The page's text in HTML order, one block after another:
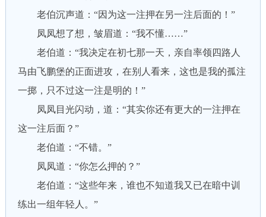
老伯沉声道：“因为这一注押在另一注后面的！”
凤凤想了想，皱眉道：“我不懂……”
老伯道：“我决定在初七那一天，亲自率领四路人
马由飞鹏堡的正面进攻，在别人看来，这也是我的孤注
一掷，只不过这一注是明的！”
凤凤目光闪动，道：“其实你还有更大的一注押在
这一注后面？”
老伯道：“不错。”
凤凤道：“你怎么押的？”
老伯道：“这些年来，谁也不知道我又已在暗中训
练出一组年轻人。”